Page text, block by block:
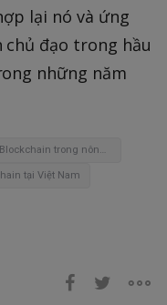
lại nó và ứng
đạo trong hầu
những năm
Ứng dụng Blockchain trong nông nghiệp
tại Việt Nam